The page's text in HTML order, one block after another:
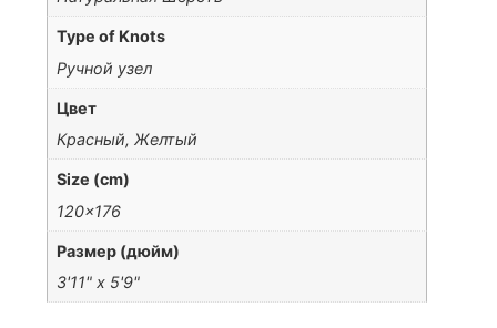
Type of Knots
Ручной узел
Цвет
Красный, Желтый
Size (cm)
120×176
Размер (дюйм)
3'11" x 5'9"